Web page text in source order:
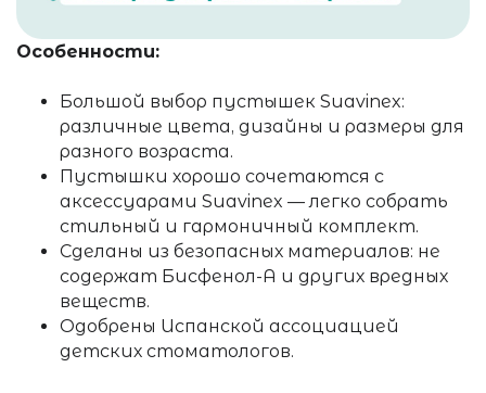
Особенности:
Большой выбор пустышек Suavinex:
различные цвета, дизайны и размеры для
разного возраста.
Пустышки хорошо сочетаются с
аксессуарами Suavinex — легко собрать
стильный и гармоничный комплект.
Сделаны из безопасных материалов: не
содержат Бисфенол-А и других вредных
веществ.
Одобрены Испанской ассоциацией
детских стоматологов.